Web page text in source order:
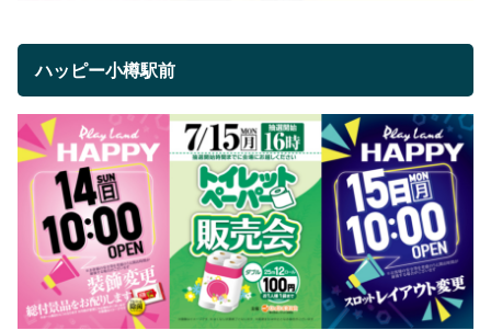
ハッピー小樽駅前